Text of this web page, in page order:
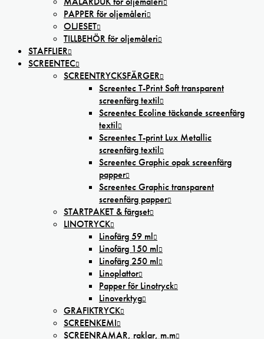
PAPPER för oljemåleri
OLJESET
TILLBEHÖR för oljemåleri
STAFFLIER
SCREENTEC
SCREENTRYCKSFÄRGER
Screentec T-Print Soft transparent
screenfärg textil
Screentec Ecoline täckande screenfärg
textil
Screentec T-print Lux Metallic
screenfärg textil
Screentec Graphic opak screenfärg
papper
Screentec Graphic transparent
screenfärg papper
STARTPAKET & färgset
LINOTRYCK
Linofärg 59 ml
Linofärg 150 ml
Linofärg 250 ml
Linoplattor
Papper för Linotryck
Linoverktyg
GRAFIKTRYCK
SCREENKEMI
SCREENRAMAR, raklar, m.m